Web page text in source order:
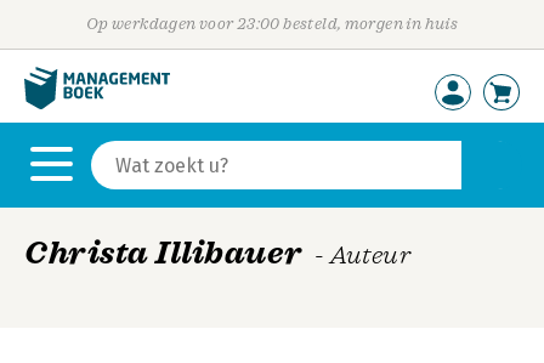
Op werkdagen voor 23:00 besteld, morgen in huis
Christa Illibauer - Auteur